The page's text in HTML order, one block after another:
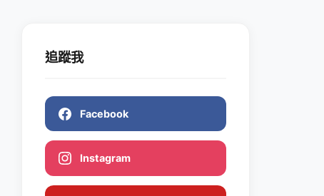
追蹤我
Facebook
Instagram